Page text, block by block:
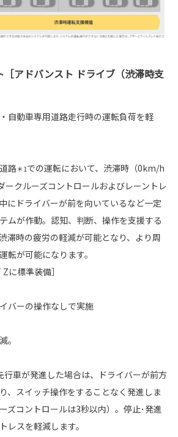
［アドバンスト ドライブ（渋滞時支
自動車専用道路走行時の運転負荷を軽
路＊1での運転において、渋滞時（0km/h
クルーズコントロールおよびレーントレ
にドライバーが前を向いているなど一定
ムが作動。認知、判断、操作を支援する
滞時の疲労の軽減が可能となり、より周
転が可能になります。
に標準装備］
バーの操作なしで実施
。
行車が発進した場合は、ドライバーが前方
、スイッチ操作をすることなく発進しま
ズコントロールは3秒以内）。停止･発進
レスを軽減します。